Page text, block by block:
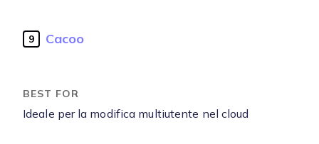
9 Cacoo
Ideale per la modifica multiutente nel cloud